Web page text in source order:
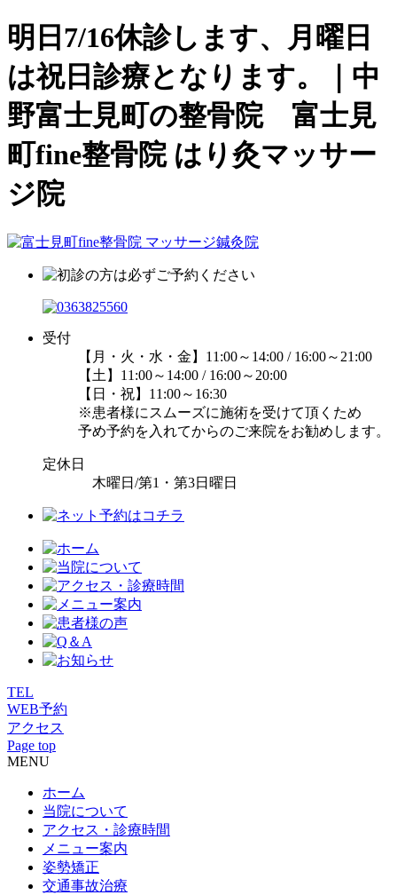
明日7/16休診します、月曜日
は祝日診療となります。｜中
野富士見町の整骨院 富士見
町fine整骨院 はり灸マッサー
ジ院
受付
【月・火・水・金】11:00～14:00 / 16:00～21:00
【土】11:00～14:00 / 16:00～20:00
【日・祝】11:00～16:30
※患者様にスムーズに施術を受けて頂くため
予め予約を入れてからのご来院をお勧めします。
定休日
木曜日/第1・第3日曜日
TEL
WEB予約
アクセス
Page top
MENU
ホーム
当院について
アクセス・診療時間
メニュー案内
姿勢矯正
交通事故治療